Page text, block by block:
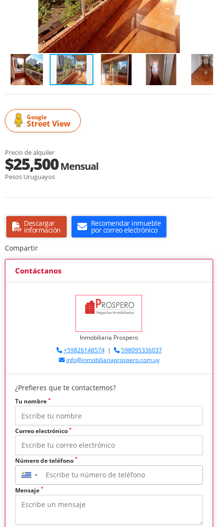
Google
Street View
Precio de alquiler
$25,500Mensual
Pesos Uruguayos
Descargar
información
Recomendar inmueble
por correo electrónico
Compartir
Contáctanos
Inmobiliaria Prospero
+59826148574|
598095336037
info@inmobiliariaprospero.com.uy
¿Prefieres que te contactemos?
Tu nombre *
Correo electrónico *
Número de teléfono *
▼
Mensaje *